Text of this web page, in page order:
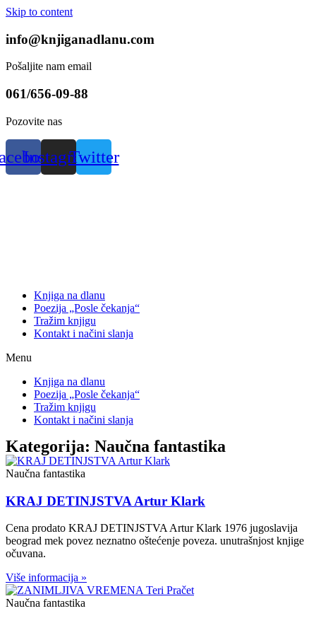
Skip to content
info@knjiganadlanu.com
Pošaljite nam email
061/656-09-88
Pozovite nas
InstagramTwitter
Knjiga na dlanu
Poezija „Posle čekanja“
Tražim knjigu
Kontakt i načini slanja
Menu
Knjiga na dlanu
Poezija „Posle čekanja“
Tražim knjigu
Kontakt i načini slanja
Kategorija: Naučna fantastika
Naučna fantastika
KRAJ DETINJSTVA Artur Klark
Cena prodato KRAJ DETINJSTVA Artur Klark 1976 jugoslavija
beograd mek povez neznatno oštećenje poveza. unutrašnjost knjige
očuvana.
Više informacija »
Naučna fantastika